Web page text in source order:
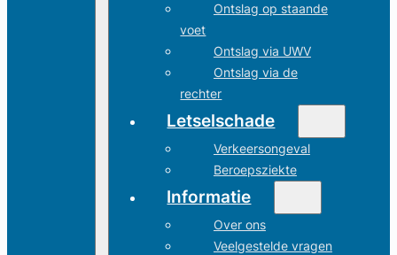
Ontslag op staande
voet
Ontslag via UWV
Ontslag via de
rechter
Letselschade
Verkeersongeval
Beroepsziekte
Informatie
Over ons
Veelgestelde vragen